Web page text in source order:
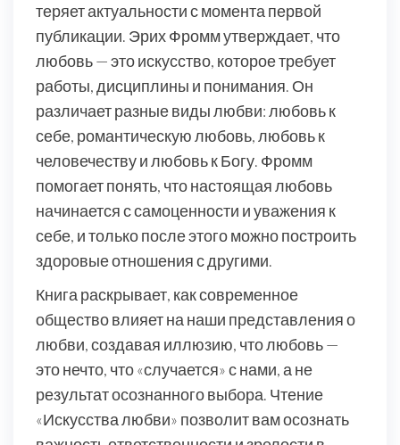
теряет актуальности с момента первой
публикации. Эрих Фромм утверждает, что
любовь — это искусство, которое требует
работы, дисциплины и понимания. Он
различает разные виды любви: любовь к
себе, романтическую любовь, любовь к
человечеству и любовь к Богу. Фромм
помогает понять, что настоящая любовь
начинается с самоценности и уважения к
себе, и только после этого можно построить
здоровые отношения с другими.
Книга раскрывает, как современное
общество влияет на наши представления о
любви, создавая иллюзию, что любовь —
это нечто, что «случается» с нами, а не
результат осознанного выбора. Чтение
«Искусства любви» позволит вам осознать